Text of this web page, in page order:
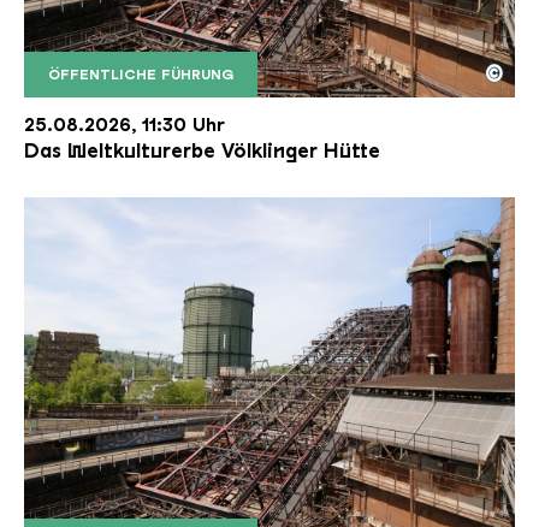
ÖFFENTLICHE FÜHRUNG
Der Erzschrägaufzug der Völklinger Hütte mit
Copyright: Weltkulturerbe Völklinger Hütte | Karl
©
25.08.2026, 11:30 Uhr
Das Weltkulturerbe Völklinger Hütte